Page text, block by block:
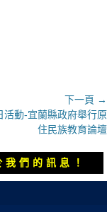
下一頁 →
活動-宜蘭縣政府舉行原
住民族教育論壇
們的訊息！